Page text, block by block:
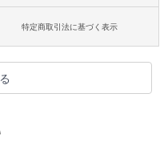
特定商取引法に基づく表示